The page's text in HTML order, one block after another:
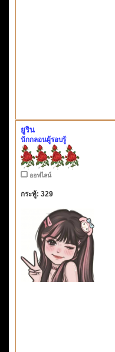
ยูริน
นักกลอนผู้รอบรู้
ออฟไลน์
กระทู้: 329